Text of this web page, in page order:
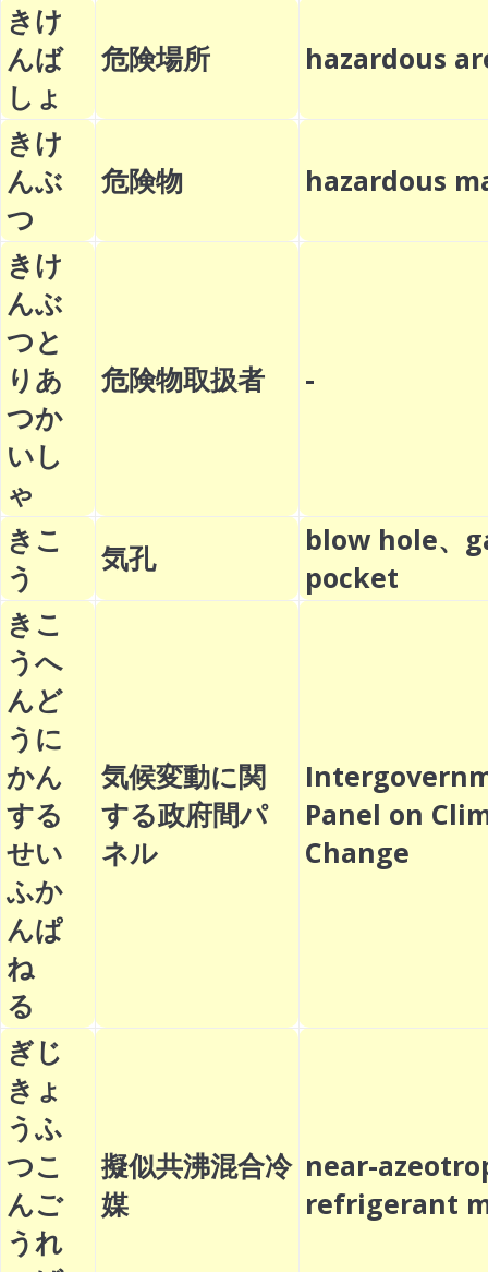
きけ
んば
しょ
危険場所 hazardous
きけ
んぶ
つ
危険物 hazardous
きけ
んぶ
つと
りあ
つか
いし
ゃ
危険物取扱者 -
きこ
う
気孔
blow hole、
pocket
きこ
うへ
んど
うに
かん
する
せい
ふか
んぱ
ね
る
気候変動に関
する政府間パ
ネル
Panel on
Change
ぎじ
きょ
うふ
つこ
んご
うれ
擬似共沸混合冷
媒
near-
refrigerant